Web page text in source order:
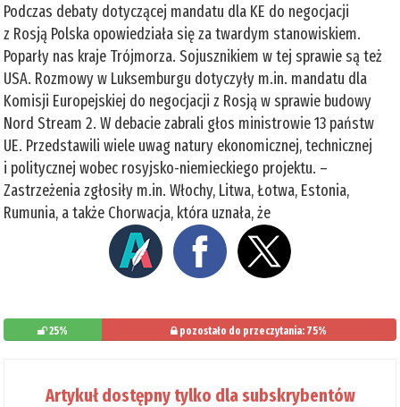
Podczas debaty dotyczącej mandatu dla KE do negocjacji
z Rosją Polska opowiedziała się za twardym stanowiskiem.
Poparły nas kraje Trójmorza. Sojusznikiem w tej sprawie są też
USA. Rozmowy w Luksemburgu dotyczyły m.in. mandatu dla
Komisji Europejskiej do negocjacji z Rosją w sprawie budowy
Nord Stream 2. W debacie zabrali głos ministrowie 13 państw
UE. Przedstawili wiele uwag natury ekonomicznej, technicznej
i politycznej wobec rosyjsko-niemieckiego projektu. –
Zastrzeżenia zgłosiły m.in. Włochy, Litwa, Łotwa, Estonia,
Rumunia, a także Chorwacja, która uznała, że
25% pozostało do przeczytania: 75%
Artykuł dostępny tylko dla subskrybentów